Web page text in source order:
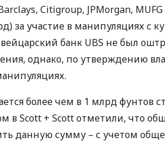
Citigroup, JPMorgan, MUFG
за участие в манипуляциях с
банк UBS не был
однако, по утверждению
более чем в 1 млрд фунтов
в Scott + Scott отметили, что
данную сумму – с учетом